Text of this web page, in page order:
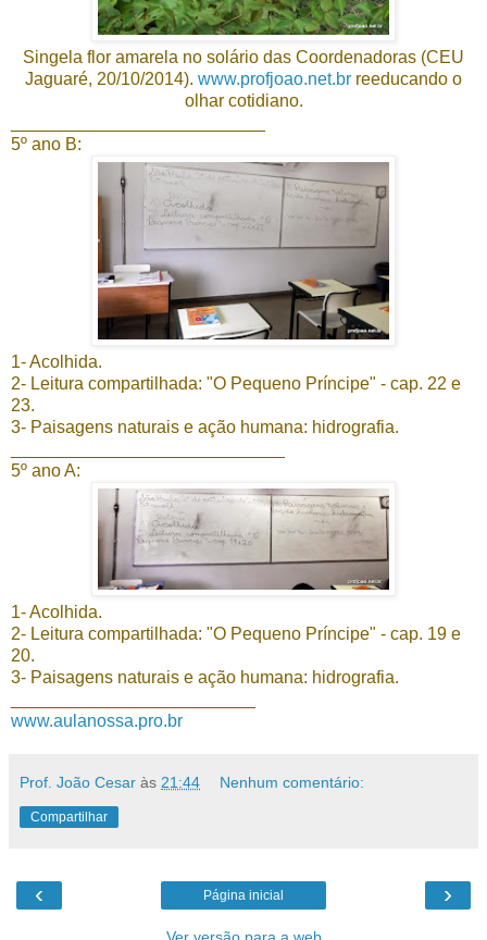
Singela flor amarela no solário das Coordenadoras (CEU
Jaguaré, 20/10/2014). www.profjoao.net.br reeducando o
olhar cotidiano.
5º ano B:
1- Acolhida.
2- Leitura compartilhada: "O Pequeno Príncipe" - cap. 22 e
23.
3- Paisagens naturais e ação humana: hidrografia.
5º ano A:
1- Acolhida.
2- Leitura compartilhada: "O Pequeno Príncipe" - cap. 19 e
20.
3- Paisagens naturais e ação humana: hidrografia.
www.aulanossa.pro.br
Prof. João Cesar às 21:44 Nenhum comentário:
Compartilhar
‹ ›
Página inicial
Ver versão para a web